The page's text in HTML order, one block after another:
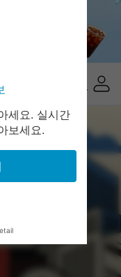
세요. 실시간
보세요.